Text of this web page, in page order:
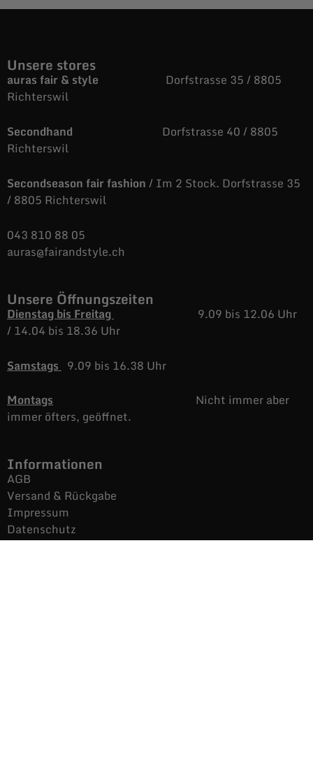
Unsere stores
auras fair & style Dorfstrasse 35 / 8805
Richterswil
Secondhand Dorfstrasse 40 / 8805
Richterswil
Secondseason fair fashion/ Im 2 Stock. Dorfstrasse 35
/ 8805 Richterswil
043 810 88 05
auras@fairandstyle.ch
Unsere Öffnungszeiten
Dienstag bis Freitag
9.09 bis 12.06 Uhr
/14.04 bis 18.36 Uhr
Samstags 9.09 bis 16.38 Uhr
Montags
Nicht immer aber
immer öfters, geöffnet.
Informationen
AGB
Versand & Rückgabe
Impressum
Datenschutz